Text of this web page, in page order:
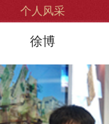
个人风采
徐博